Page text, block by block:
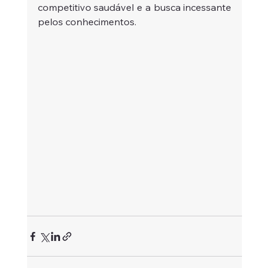
competitivo saudável e a busca incessante
pelos conhecimentos.